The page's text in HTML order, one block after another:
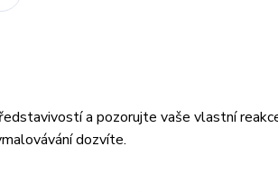
a pozorujte vaše vlastní
dozvíte.